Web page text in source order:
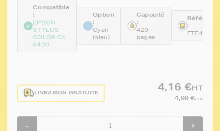
Compatible
:
EPSON
STYLUS
COLOR CX
6400
Option
:
Cyan
(bleu)
Capacité
:
420
pages
:
FTE442
LIVRAISON GRATUITE
4,16 €HT
4,99 €TTC
- +